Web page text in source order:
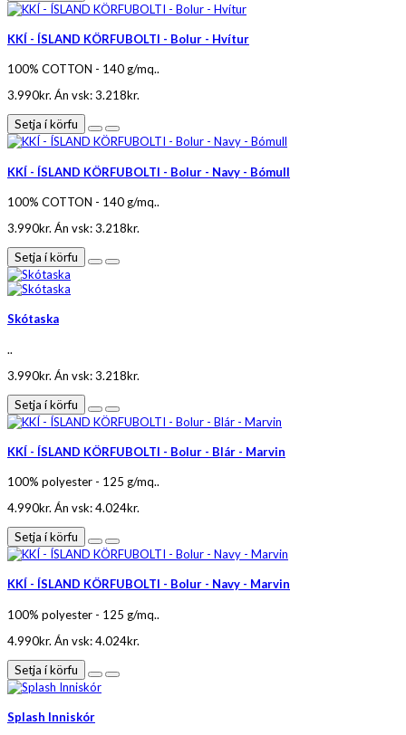
KKÍ - ÍSLAND KÖRFUBOLTI - Bolur - Hvítur
100% COTTON - 140 g/mq..
3.990kr. Án vsk: 3.218kr.
Setja í körfu
KKÍ - ÍSLAND KÖRFUBOLTI - Bolur - Navy - Bómull
100% COTTON - 140 g/mq..
3.990kr. Án vsk: 3.218kr.
Setja í körfu
Skótaska
..
3.990kr. Án vsk: 3.218kr.
Setja í körfu
KKÍ - ÍSLAND KÖRFUBOLTI - Bolur - Blár - Marvin
100% polyester - 125 g/mq..
4.990kr. Án vsk: 4.024kr.
Setja í körfu
KKÍ - ÍSLAND KÖRFUBOLTI - Bolur - Navy - Marvin
100% polyester - 125 g/mq..
4.990kr. Án vsk: 4.024kr.
Setja í körfu
Splash Inniskór